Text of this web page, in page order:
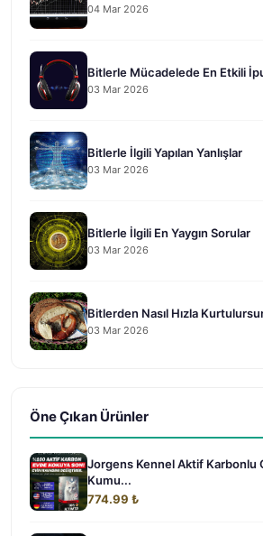
04 Mar 2026
Bitlerle Mücadelede En Etkili
03 Mar 2026
Bitlerle İlgili Yapılan Yanlışlar
03 Mar 2026
Bitlerle İlgili En Yaygın Sorular
03 Mar 2026
Bitlerden Nasıl Hızla
03 Mar 2026
Öne Çıkan Ürünler
Jorgens Kennel Aktif Karbonlu
Kumu...
774.99 ₺